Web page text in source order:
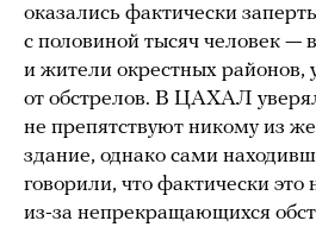
оказались фактически
с половиной тысяч человек —
и жители окрестных районов,
от обстрелов. В ЦАХАЛ
не препятствуют никому из
здание, однако сами
говорили, что фактически
из-за непрекращающихся